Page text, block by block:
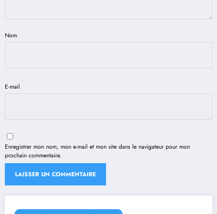
Nom
E-mail
Enregistrer mon nom, mon e-mail et mon site dans le navigateur pour mon
prochain commentaire.